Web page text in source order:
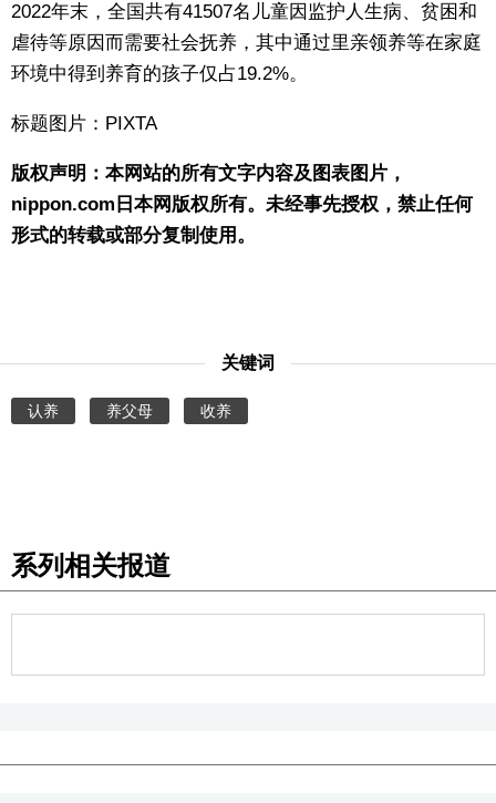
2022年末，全国共有41507名儿童因监护人生病、贫困和
虐待等原因而需要社会抚养，其中通过里亲领养等在家庭
环境中得到养育的孩子仅占19.2%。
标题图片：PIXTA
版权声明：本网站的所有文字内容及图表图片，
nippon.com日本网版权所有。未经事先授权，禁止任何
形式的转载或部分复制使用。
关键词
认养 养父母 收养
系列相关报道